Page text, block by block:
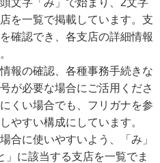
文字「み」で始まり、2文字
を一覧で掲載しています。支
確認でき、各支店の詳細情報
報の確認、各種事務手続きな
が必要な場合にご活用くださ
くい場合でも、フリガナを参
やすい構成にしています。
合に使いやすいよう、「み」
に該当する支店を一覧でま